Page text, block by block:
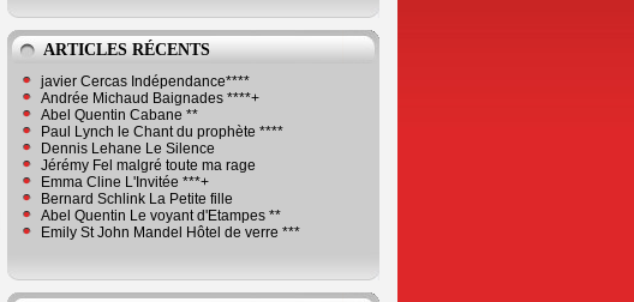
ARTICLES RÉCENTS
javier Cercas Indépendance****
Andrée Michaud Baignades ****+
Abel Quentin Cabane **
Paul Lynch le Chant du prophète ****
Dennis Lehane Le Silence
Jérémy Fel malgré toute ma rage
Emma Cline L'Invitée ***+
Bernard Schlink La Petite fille
Abel Quentin Le voyant d'Etampes **
Emily St John Mandel Hôtel de verre ***